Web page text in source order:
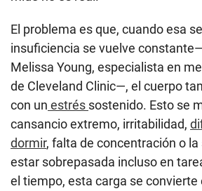
El problema es que, cuando esa
insuficiencia se vuelve
Melissa Young, especialista en
de Cleveland Clinic—, el cuerpo
con un estrés sostenido. Esto se
cansancio extremo, irritabilidad,
dormir, falta de concentración o la
estar sobrepasada incluso en
el tiempo, esta carga se convierte